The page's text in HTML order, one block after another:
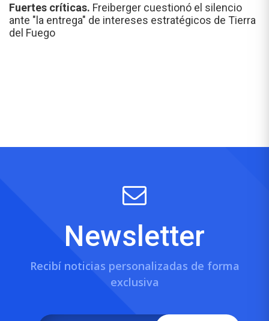
Fuertes críticas. Freiberger cuestionó el silencio
ante "la entrega" de intereses estratégicos de Tierra
del Fuego
Newsletter
Recibí noticias personalizadas de forma
exclusiva